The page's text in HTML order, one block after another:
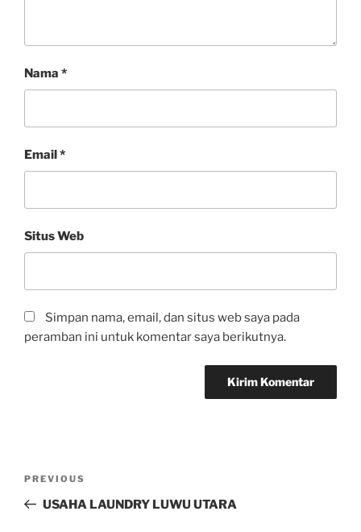
Nama *
Email*
Situs Web
Simpan nama, email, dan situs web saya pada
peramban ini untuk komentar saya berikutnya.
PREVIOUS
USAHA LAUNDRY LUWU UTARA